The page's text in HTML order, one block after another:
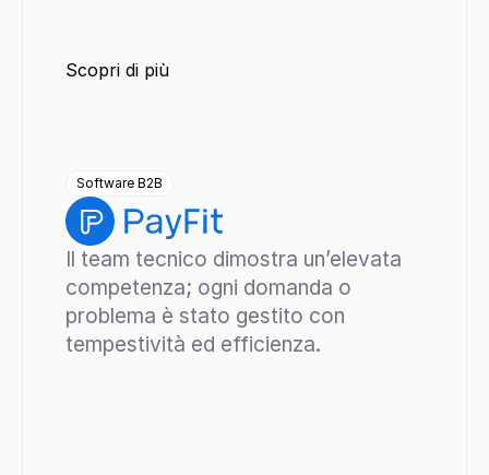
Scopri di più
Software B2B
Il team tecnico dimostra un’elevata
competenza; ogni domanda o
problema è stato gestito con
tempestività ed efficienza.